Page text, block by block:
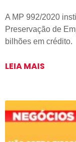
A MP 992/2020
Preservação de
bilhões em crédito.
LEIA MAIS